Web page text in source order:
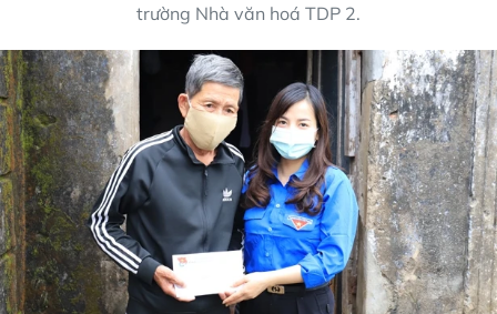
trường Nhà văn hoá TDP 2.